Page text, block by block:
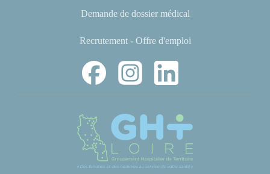
Demande de dossier médical
Recrutement - Offre d'emploi